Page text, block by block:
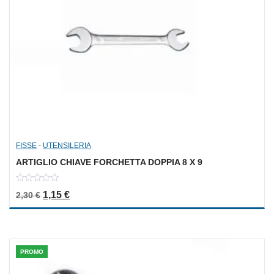
FISSE - UTENSILERIA
ARTIGLIO CHIAVE FORCHETTA DOPPIA 8 X 9
out
2,30€ Il prezzo originale era: 2,30 €.
1,15 €Il prezzo attuale è: 1,15 €.
PROMO